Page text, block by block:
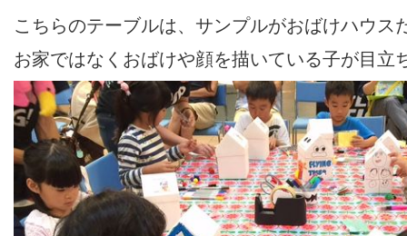
こちらのテーブルは、サンプルがおばけハウス
お家ではなくおばけや顔を描いている子が目